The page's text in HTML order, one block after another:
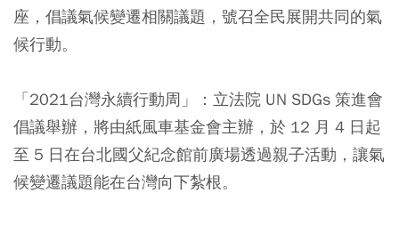
座，倡議氣候變遷相關議題，號召全民展開共同的氣
候行動。
「2021台灣永續行動周」： 立法院 UN SDGs 策進會
倡議舉辦，將由紙風車基金會主辦，於 12 月 4 日起
至 5 日在台北國父紀念館前廣場透過親子活動，讓氣
候變遷議題能在台灣向下紮根。